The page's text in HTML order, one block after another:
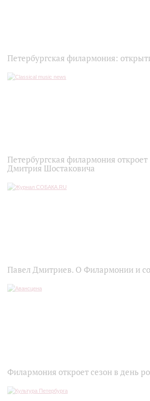
Петербургская филармония:
Петербургская филармония
Дмитрия Шостаковича
Павел Дмитриев. О Филармонии и
Филармония откроет сезон в день